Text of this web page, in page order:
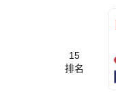
15
排名